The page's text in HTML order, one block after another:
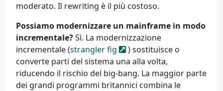
moderato. Il rewriting è il più costoso.
Possiamo modernizzare un mainframe in modo
incrementale?Sì. La modernizzazione
incrementale (strangler fig
) sostituisce o
converte parti del sistema una alla volta,
riducendo il rischio del big-bang. La maggior parte
dei grandi programmi britannici combina le